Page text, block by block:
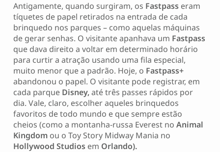
Antigamente, quando surgiram, os Fastpasseram
tíquetes de papel retirados na entrada de cada
brinquedo nos parques – como aquelas máquinas
de gerar senhas. O visitante apanhava um Fastpass
que dava direito a voltar em determinado horário
para curtir a atração usando uma fila especial,
muito menor que a padrão. Hoje, o Fastpass+
abandonou o papel. O visitante pode registrar, em
cada parque Disney,até três passes rápidos por
dia. Vale, claro, escolher aqueles brinquedos
favoritos de todo mundo e que sempre estão
cheios (como a montanha-russa Everest no Animal
Kingdomou o Toy Story Midway Mania no
Hollywood Studiosem Orlando).